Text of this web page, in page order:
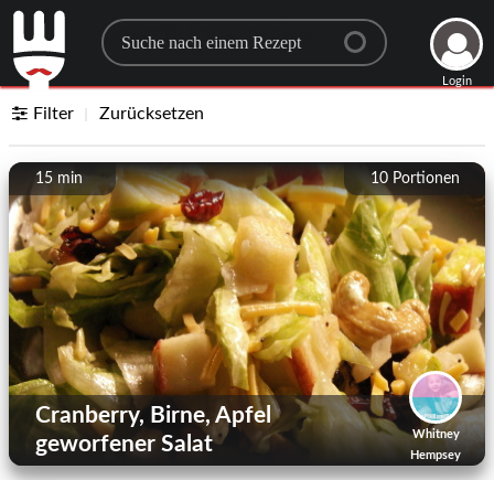
Search for a recipe
Login
Filter Zurücksetzen
10 Portionen
15 min
Whitney
Hempsey
Cranberry, Birne, Apfel
geworfener Salat